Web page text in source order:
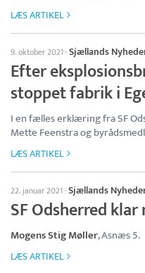
LÆS ARTIKEL
9. oktober 2021·Sjællands
Efter
stoppet fabrik i
I en fælles erklæring fra SF
Mette Feenstra og
LÆS ARTIKEL
22. januar 2021·Sjællands
SF Odsherred
Mogens Stig Møller, Asnæs 5.
LÆS ARTIKEL